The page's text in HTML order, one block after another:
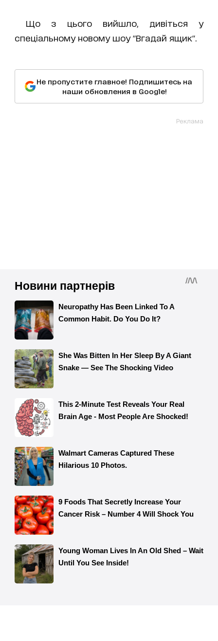
Що з цього вийшло, дивіться у
спеціальному новому шоу "Вгадай ящик".
Не пропустите главное! Подпишитесь на
наши обновления в Google!
Реклама